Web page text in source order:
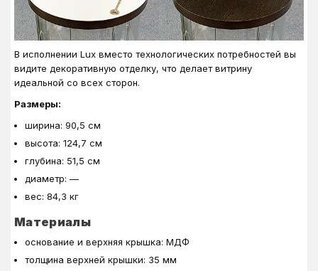
В исполнении Lux вместо технологических потребностей вы
видите декоративную отделку, что делает витрину
идеальной со всех сторон.
Размеры:
ширина: 90,5 см
высота: 124,7 см
глубина: 51,5 см
диаметр: —
вес: 84,3 кг
Материалы
основание и верхняя крышка: МДФ
толщина верхней крышки: 35 мм